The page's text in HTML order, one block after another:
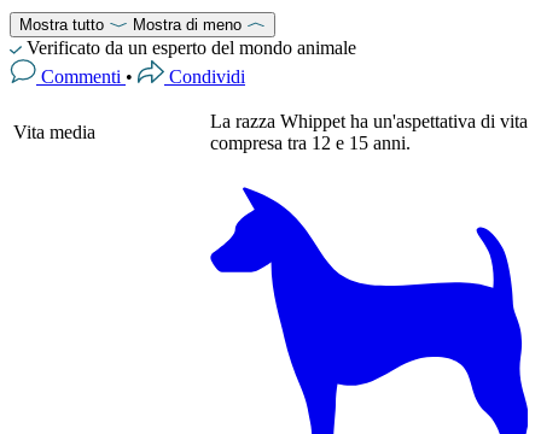
Mostra tutto Mostra di meno
Verificato da un esperto del mondo animale
Commenti • Condividi
Vita media
La razza Whippet ha un'aspettativa di vita
compresa tra 12 e 15 anni.